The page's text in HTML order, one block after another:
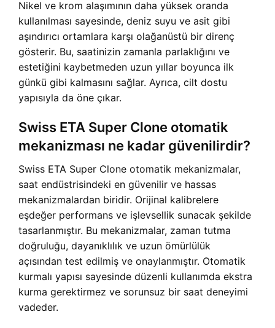
Nikel ve krom alaşımının daha yüksek oranda
kullanılması sayesinde, deniz suyu ve asit gibi
aşındırıcı ortamlara karşı olağanüstü bir direnç
gösterir. Bu, saatinizin zamanla parlaklığını ve
estetiğini kaybetmeden uzun yıllar boyunca ilk
günkü gibi kalmasını sağlar. Ayrıca, cilt dostu
yapısıyla da öne çıkar.
Swiss ETA Super Clone otomatik
mekanizması ne kadar güvenilirdir?
Swiss ETA Super Clone otomatik mekanizmalar,
saat endüstrisindeki en güvenilir ve hassas
mekanizmalardan biridir. Orijinal kalibrelere
eşdeğer performans ve işlevsellik sunacak şekilde
tasarlanmıştır. Bu mekanizmalar, zaman tutma
doğruluğu, dayanıklılık ve uzun ömürlülük
açısından test edilmiş ve onaylanmıştır. Otomatik
kurmalı yapısı sayesinde düzenli kullanımda ekstra
kurma gerektirmez ve sorunsuz bir saat deneyimi
vadeder.